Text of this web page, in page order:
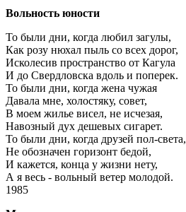
Вольность юности
То были дни, когда любил загулы,
Как розу нюхал пыль со всех дорог,
Исколесив пространство от Кагула
И до Свердловска вдоль и поперек.
То были дни, когда жена чужая
Давала мне, холостяку, совет,
В моем жилье висел, не исчезая,
Навозный дух дешевых сигарет.
То были дни, когда друзей пол-света,
Не обозначен горизонт бедой,
И кажется, конца у жизни нету,
А я весь - вольный ветер молодой.
1985